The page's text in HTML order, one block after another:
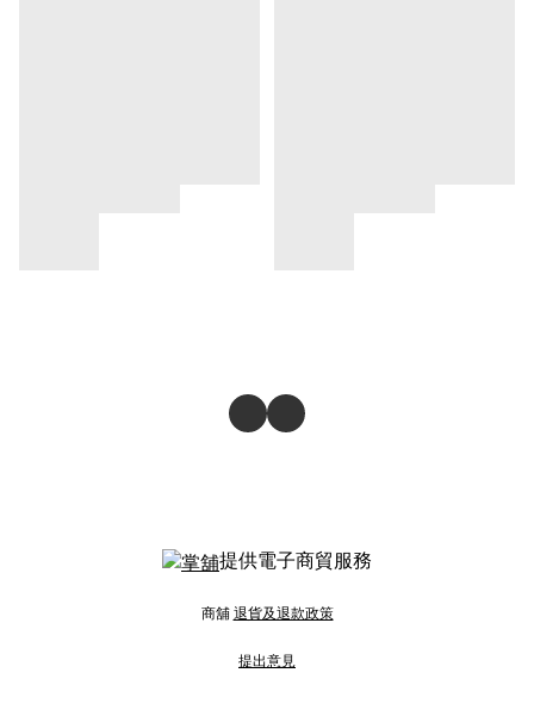
提供電子商貿服務
商舖 退貨及退款政策
提出意見